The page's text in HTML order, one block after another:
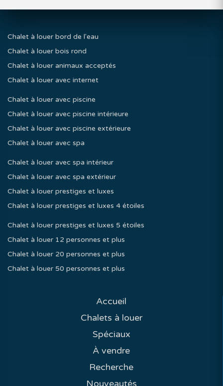
Chalet à louer bord de l'eau
Chalet à louer bois rond
Chalet à louer animaux acceptés
Chalet à louer avec internet
Chalet à louer avec piscine
Chalet à louer avec piscine intérieure
Chalet à louer avec piscine extérieure
Chalet à louer avec spa
Chalet à louer avec spa intérieur
Chalet à louer avec spa extérieur
Chalet à louer prestiges et luxes
Chalet à louer prestiges et luxes 4 étoiles
Chalet à louer prestiges et luxes 5 étoiles
Chalet à louer 12 personnes et plus
Chalet à louer 20 personnes et plus
Chalet à louer 50 personnes et plus
Accueil
Chalets à louer
Spéciaux
À vendre
Recherche
Nouveautés